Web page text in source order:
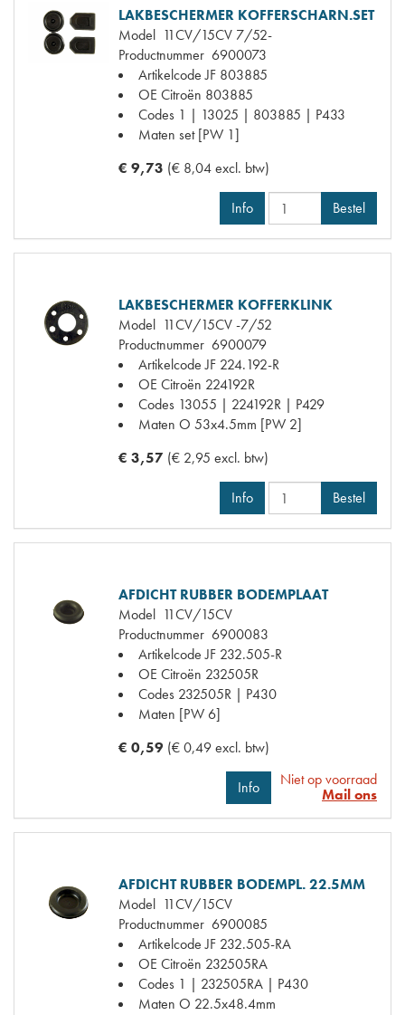
LAKBESCHERMER KOFFERSCHARN.SET
Model 11CV/15CV 7/52-
Productnummer 6900073
Artikelcode JF 803885
OE Citroën 803885
Codes 1 | 13025 | 803885 | P433
Maten set [PW 1]
€ 9,73 (€ 8,04 excl. btw)
Info Bestel
LAKBESCHERMER KOFFERKLINK
Model 11CV/15CV -7/52
Productnummer 6900079
Artikelcode JF 224.192-R
OE Citroën 224192R
Codes 13055 | 224192R | P429
Maten O 53x4.5mm [PW 2]
€ 3,57 (€ 2,95 excl. btw)
Info Bestel
AFDICHT RUBBER BODEMPLAAT
Model 11CV/15CV
Productnummer 6900083
Artikelcode JF 232.505-R
OE Citroën 232505R
Codes 232505R | P430
Maten [PW 6]
€ 0,59 (€ 0,49 excl. btw)
Info
Niet op voorraad
Mail ons
AFDICHT RUBBER BODEMPL. 22.5MM
Model 11CV/15CV
Productnummer 6900085
Artikelcode JF 232.505-RA
OE Citroën 232505RA
Codes 1 | 232505RA | P430
Maten O 22.5x48.4mm